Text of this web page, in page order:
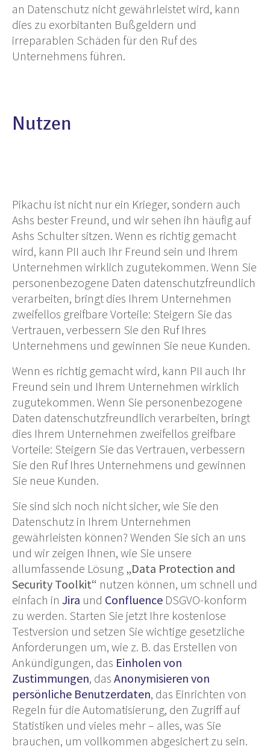
an Datenschutz nicht gewährleistet wird, kann
dies zu exorbitanten Bußgeldern und
irreparablen Schäden für den Ruf des
Unternehmens führen.
Nutzen
Pikachu ist nicht nur ein Krieger, sondern auch
Ashs bester Freund, und wir sehen ihn häufig auf
Ashs Schulter sitzen. Wenn es richtig gemacht
wird, kann PII auch Ihr Freund sein und Ihrem
Unternehmen wirklich zugutekommen. Wenn Sie
personenbezogene Daten datenschutzfreundlich
verarbeiten, bringt dies Ihrem Unternehmen
zweifellos greifbare Vorteile: Steigern Sie das
Vertrauen, verbessern Sie den Ruf Ihres
Unternehmens und gewinnen Sie neue Kunden.
Wenn es richtig gemacht wird, kann PII auch Ihr
Freund sein und Ihrem Unternehmen wirklich
zugutekommen. Wenn Sie personenbezogene
Daten datenschutzfreundlich verarbeiten, bringt
dies Ihrem Unternehmen zweifellos greifbare
Vorteile: Steigern Sie das Vertrauen, verbessern
Sie den Ruf Ihres Unternehmens und gewinnen
Sie neue Kunden.
Sie sind sich noch nicht sicher, wie Sie den
Datenschutz in Ihrem Unternehmen
gewährleisten können? Wenden Sie sich an uns
und wir zeigen Ihnen, wie Sie unsere
allumfassende Lösung „Data Protection and
Security Toolkit“ nutzen können, um schnell und
einfach in Jira und Confluence DSGVO-konform
zu werden. Starten Sie jetzt Ihre kostenlose
Testversion und setzen Sie wichtige gesetzliche
Anforderungen um, wie z. B. das Erstellen von
Ankündigungen, das Einholen von
Zustimmungen, das Anonymisieren von
persönliche Benutzerdaten, das Einrichten von
Regeln für die Automatisierung, den Zugriff auf
Statistiken und vieles mehr – alles, was Sie
brauchen, um vollkommen abgesichert zu sein.